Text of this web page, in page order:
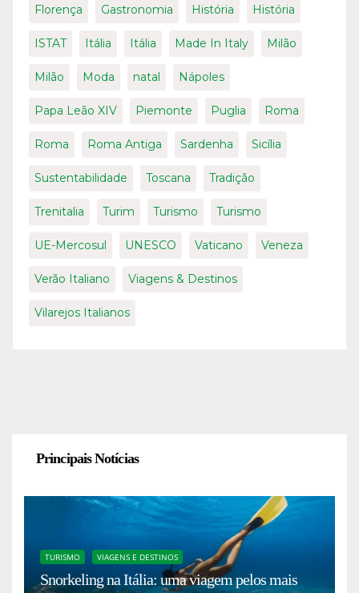
Florença Gastronomia História História
ISTAT Itália Itália Made In Italy Milão
Milão Moda natal Nápoles
Papa Leão XIV Piemonte Puglia Roma
Roma Roma Antiga Sardenha Sicília
Sustentabilidade Toscana Tradição
Trenitalia Turim Turismo Turismo
UE-Mercosul UNESCO Vaticano Veneza
Verão Italiano Viagens & Destinos
Vilarejos Italianos
Principais Notícias
TURISMO VIAGENS E DESTINOS
Snorkeling na Itália: uma viagem pelos mais